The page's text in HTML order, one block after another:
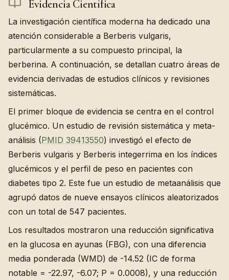
Evidencia Científica
La investigación científica moderna ha dedicado una
atención considerable a Berberis vulgaris,
particularmente a su compuesto principal, la
berberina. A continuación, se detallan cuatro áreas de
evidencia derivadas de estudios clínicos y revisiones
sistemáticas.
El primer bloque de evidencia se centra en el control
glucémico. Un estudio de revisión sistemática y meta-
análisis (PMID 39413550) investigó el efecto de
Berberis vulgaris y Berberis integerrima en los índices
glucémicos y el perfil de peso en pacientes con
diabetes tipo 2. Este fue un estudio de metaanálisis que
agrupó datos de nueve ensayos clínicos aleatorizados
con un total de 547 pacientes.
Los resultados mostraron una reducción significativa
en la glucosa en ayunas (FBG), con una diferencia
media ponderada (WMD) de -14.52 (IC de forma
notable = -22.97, -6.07; P = 0.0008), y una reducción